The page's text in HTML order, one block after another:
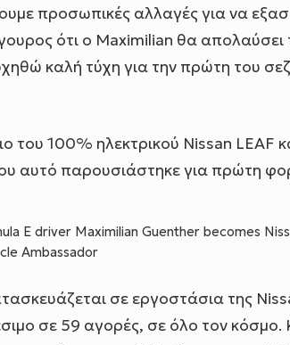
προσωπικές αλλαγές για να
ότι ο Maximilian θα
καλή τύχη για την πρώτη του
του 100% ηλεκτρικού Nissan
αυτό παρουσιάστηκε για πρώτη
E driver Maximilian Guenther becomes
Ambassador
σε εργοστάσια της
σε 59 αγορές, σε όλο τον